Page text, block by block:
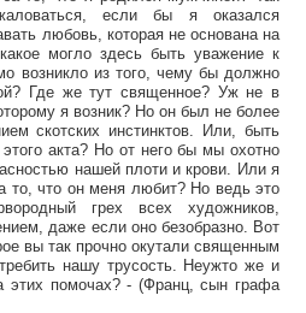
если бы я оказался
любовь, которая не основана на
могло здесь быть уважение к
возникло из того, чему бы должно
Где же тут священное? Уж не в
я возник? Но он был не более
скотских инстинктов. Или, быть
акта? Но от него бы мы охотно
нашей плоти и крови. Или я
то, что он меня любит? Но ведь это
грех всех художников,
даже если оно безобразно. Вот
вы так прочно окутали священным
нашу трусость. Неужто же и
этих помочах? - (Франц, сын графа